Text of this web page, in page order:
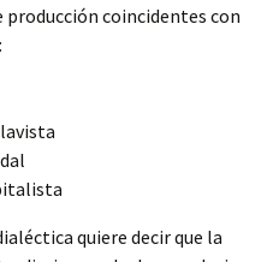
coincidentes con
quiere decir que la